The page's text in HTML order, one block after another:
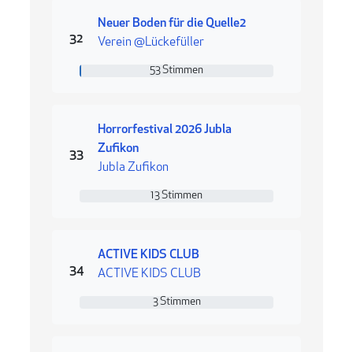
Rang 32
32
Neuer Boden für die Quelle2
Verein @Lückefüller
53 Stimmen
53 Stimmen
Rang 33
33
Horrorfestival 2026 Jubla
Zufikon
Jubla Zufikon
13 Stimmen
13 Stimmen
Rang 34
34
ACTIVE KIDS CLUB
ACTIVE KIDS CLUB
3 Stimmen
3 Stimmen